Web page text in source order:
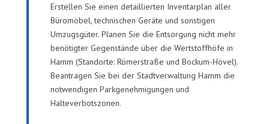
Erstellen Sie einen detaillierten Inventarplan aller
Büromöbel, technischen Geräte und sonstigen
Umzugsgüter. Planen Sie die Entsorgung nicht mehr
benötigter Gegenstände über die Wertstoffhöfe in
Hamm (Standorte: Römerstraße und Bockum-Hövel).
Beantragen Sie bei der Stadtverwaltung Hamm die
notwendigen Parkgenehmigungen und
Halteverbotszonen.